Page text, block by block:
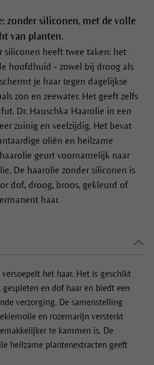
zonder siliconen, met de volle
van planten.
siliconen heeft twee taken: het
hoofdhuid - zowel bij droog als
je haar tegen dagelijkse
zon en zeewater. Het geeft zelfs
Dr. Hauschka Haarolie in een
zuinig en veelzijdig. Het bevat
oliën en heilzame
geurt voornamelijk naar
De haarolie zonder siliconen is
dof, droog, broos, gekleurd of
haar.
het haar. Het is geschikt
en dof haar en biedt een
verzorging. De samenstelling
en rozemarijn versterkt
te kammen is. De
heilzame plantenextracten geeft